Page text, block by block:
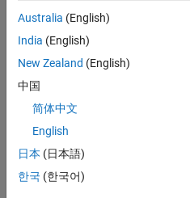
malgré
tout
vous
trouvez
pas
d'offre
corresponde
à vos
Australia (English)
India (English)
New Zealand (English)
中国
简体中文
English
日本 (日本語)
한국 (한국어)